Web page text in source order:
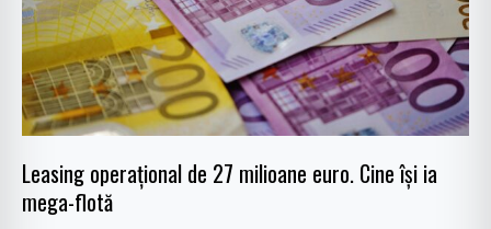
Leasing operaţional de 27 milioane euro. Cine îşi ia
mega-flotă
Cine
îşi
ia
mega-
flotă